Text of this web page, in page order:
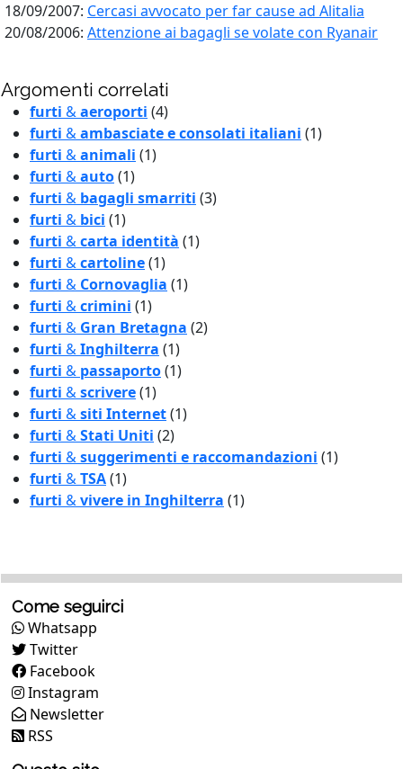
18/09/2007: Cercasi avvocato per far cause ad Alitalia
20/08/2006: Attenzione ai bagagli se volate con Ryanair
Argomenti correlati
furti &aeroporti (4)
furti &ambasciate e consolati italiani (1)
furti &animali (1)
furti &auto(1)
furti & bagagli smarriti (3)
furti & bici (1)
furti &carta identità (1)
furti &cartoline(1)
furti & Cornovaglia (1)
furti &crimini (1)
furti & Gran Bretagna (2)
furti &Inghilterra (1)
furti & passaporto(1)
furti &scrivere(1)
furti &siti Internet(1)
furti &Stati Uniti (2)
furti &suggerimenti e raccomandazioni (1)
furti &TSA(1)
furti &vivere in Inghilterra (1)
Come seguirci
Whatsapp
Twitter
Facebook
Instagram
Newsletter
RSS